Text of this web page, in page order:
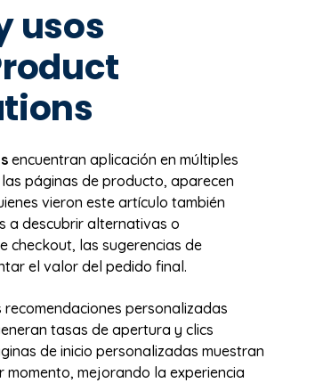
usos
encuentran aplicación en múltiples
páginas de producto, aparecen
vieron este artículo también
a descubrir alternativas o
checkout, las sugerencias de
el valor del pedido final.
personalizadas
tasas de apertura y clics
de inicio personalizadas muestran
mejorando la experiencia